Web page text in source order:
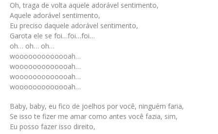
Oh, traga de volta aquele adorável sentimento,
Aquele adorável sentimento,
Eu preciso daquele adorável sentimento,
Garota ele se foi…foi…foi…
oh… oh… oh…
wooooooooooooah…
wooooooooooooah…
wooooooooooooah…
wooooooooooooah…
Baby, baby, eu fico de joelhos por você, ninguém faria,
Se isso te fizer me amar como antes você fazia, sim,
Eu posso fazer isso direito,